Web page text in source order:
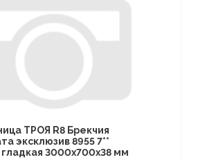
ТРОЯ R8 Брекчия
эксклюзив 8955 7**
3000х700х38 мм